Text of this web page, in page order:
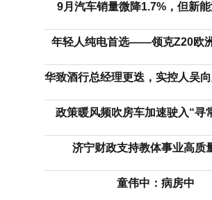
9月汽车销量微降1.7%，但新
年轻人纯电首选——领克Z20欧
华致酒行总经理更迭，实控人吴
政策暖风频吹房车加速驶入“寻
济宁财政支持教体事业高质
童伟中：病房中